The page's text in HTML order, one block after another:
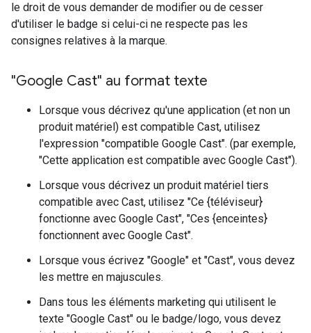
le droit de vous demander de modifier ou de cesser
d'utiliser le badge si celui-ci ne respecte pas les
consignes relatives à la marque.
"Google Cast" au format texte
Lorsque vous décrivez qu'une application (et non un
produit matériel) est compatible Cast, utilisez
l'expression "compatible Google Cast". (par exemple,
"Cette application est compatible avec Google Cast").
Lorsque vous décrivez un produit matériel tiers
compatible avec Cast, utilisez "Ce {téléviseur}
fonctionne avec Google Cast", "Ces {enceintes}
fonctionnent avec Google Cast".
Lorsque vous écrivez "Google" et "Cast", vous devez
les mettre en majuscules.
Dans tous les éléments marketing qui utilisent le
texte "Google Cast" ou le badge/logo, vous devez